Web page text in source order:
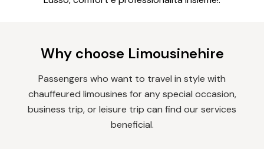
Why choose Limousinehire
Passengers who want to travel in style with
chauffeured limousines for any special occasion,
business trip, or leisure trip can find our services
beneficial.